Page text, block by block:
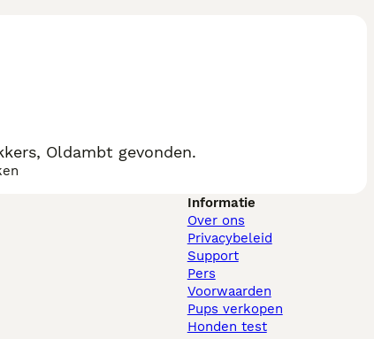
Oldambt gevonden.
Informatie
Over ons
Privacybeleid
Support
Pers
Voorwaarden
Pups verkopen
Honden test